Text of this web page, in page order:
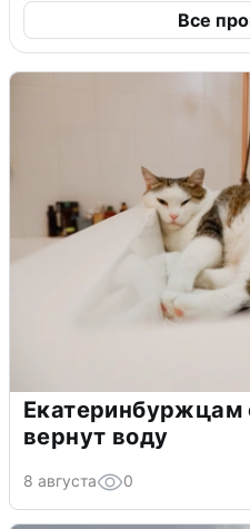
Все
Екатеринбуржцам
вернут воду
8 августа 0